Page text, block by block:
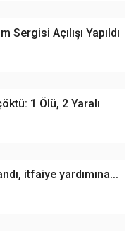
Sergisi Açılışı Yapıldı
1 Ölü, 2 Yaralı
itfaiye yardımına...